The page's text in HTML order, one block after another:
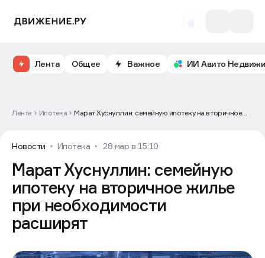
Лента Общее Важное ИИ Авито
Лента Ипотека
Марат Хуснуллин: семейную ипотеку на вторичное
Новости Ипотека 28 мар в 15:10
Марат Хуснуллин: семейную
ипотеку на вторичное жилье
при необходимости
расширят